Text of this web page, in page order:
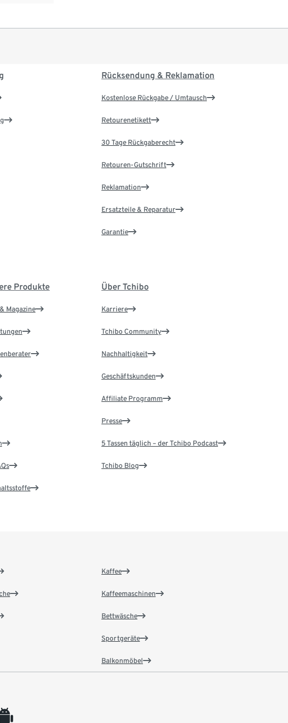
Rücksendung & Reklamation
Kostenlose Rückgabe / Umtausch
Retourenetikett
30 Tage Rückgaberecht
Retouren-Gutschrift
Reklamation
Ersatzteile & Reparatur
Garantie
Produkte
Magazine
Über Tchibo
Karriere
Tchibo Community
Nachhaltigkeit
Geschäftskunden
Affiliate Programm
Presse
5 Tassen täglich – der Tchibo Podcast
Tchibo Blog
Kaffee
Kaffeemaschinen
Bettwäsche
Sportgeräte
Balkonmöbel